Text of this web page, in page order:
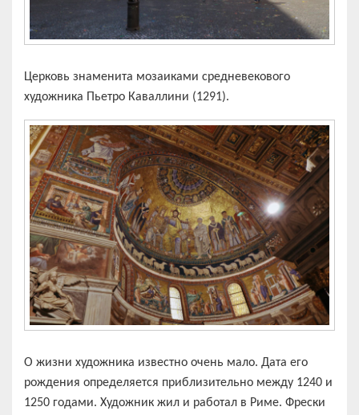
Церковь знaмeнита мозаиками средневекового
художника Пьeтро Каваллини (1291).
О жизни художника известно очень мало. Дата его
рождения определяется приблизительно между 1240 и
1250 годами. Художник жил и работал в Риме. Фрески